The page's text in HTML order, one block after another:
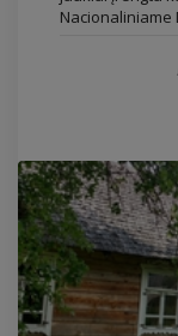
Nacionaliniame